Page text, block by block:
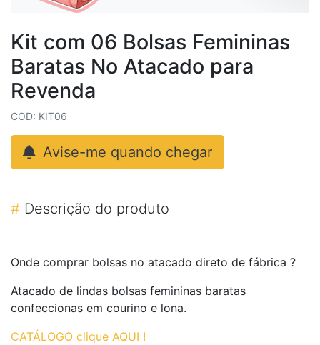
Kit com 06 Bolsas Femininas
Baratas No Atacado para
Revenda
COD: KIT06
Avise-me quando chegar
# Descrição do produto
Onde comprar bolsas no atacado direto de fábrica ?
Atacado de lindas bolsas femininas baratas
confeccionas em courino e lona.
CATÁLOGO clique AQUI !